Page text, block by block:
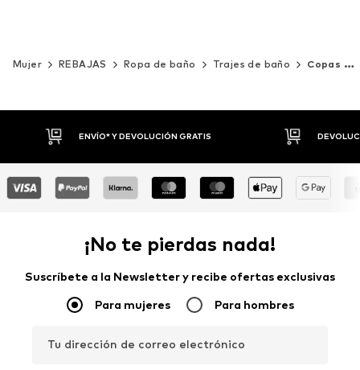
Mujer REBAJAS Ropa de baño Trajes de baño Copas grandes
DEVOLUCIONES HASTA 30 DÍAS
¡No te pierdas nada!
Suscríbete a la Newsletter y recibe ofertas exclusivas
Para mujeres Para hombres
Tu dirección de correo electrónico